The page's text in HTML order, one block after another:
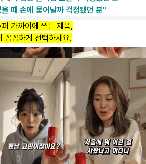
때 손에 묻어날까 걱정됐던 분"
피 가까이에 쓰는 제품,
꼼꼼하게 선택하세요.